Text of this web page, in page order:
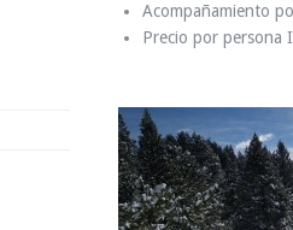
Acompañamiento
Precio por persona